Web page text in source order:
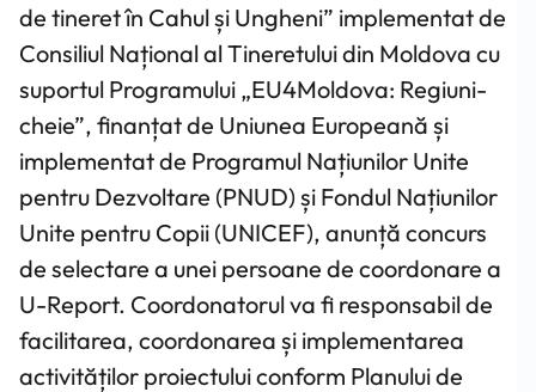
de tineret în Cahul și Ungheni” implementat de
Consiliul Național al Tineretului din Moldova cu
suportul Programului „EU4Moldova: Regiuni-
cheie”, finanțat de Uniunea Europeană și
implementat de Programul Națiunilor Unite
pentru Dezvoltare (PNUD) și Fondul Națiunilor
Unite pentru Copii (UNICEF), anunță concurs
de selectare a unei persoane de coordonare a
U-Report. Coordonatorul va fi responsabil de
facilitarea, coordonarea și implementarea
activităților proiectului conform Planului de